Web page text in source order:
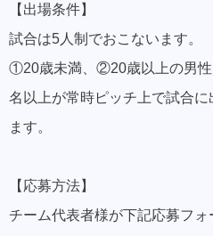
【出場条件】
試合は5人制でおこないます。
①20歳未満、②20歳以上の男
名以上が常時ピッチ上で試合に
ます。
【応募方法】
チーム代表者様が下記応募フォ